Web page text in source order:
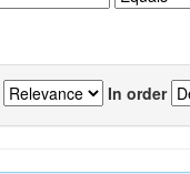
In order